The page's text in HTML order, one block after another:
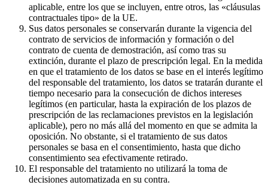
aplicable, entre los que se incluyen, entre otros, las «cláusulas
contractuales tipo» de la UE.
Sus datos personales se conservarán durante la vigencia del
contrato de servicios de información y formación o del
contrato de cuenta de demostración, así como tras su
extinción, durante el plazo de prescripción legal. En la medida
en que el tratamiento de los datos se base en el interés legítimo
del responsable del tratamiento, los datos se tratarán durante el
tiempo necesario para la consecución de dichos intereses
legítimos (en particular, hasta la expiración de los plazos de
prescripción de las reclamaciones previstos en la legislación
aplicable), pero no más allá del momento en que se admita la
oposición. No obstante, si el tratamiento de sus datos
personales se basa en el consentimiento, hasta que dicho
consentimiento sea efectivamente retirado.
El responsable del tratamiento no utilizará la toma de
decisiones automatizada en su contra.